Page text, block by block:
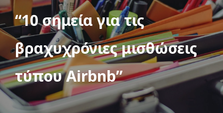
“10 σημεία για τις
βραχυχρόνιες μισθώσεις
τύπου Airbnb”
ΚΑΝΟΥΜΕ
FAMus
Project
GDPR
ΝΕΑ
ΟΜΟΓΕΝΕΙΑ